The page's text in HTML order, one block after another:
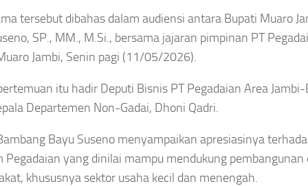
tersebut dibahas dalam audiensi antara Bupati Muaro
SP., MM., M.Si., bersama jajaran pimpinan PT
Jambi, Senin pagi (11/05/2026).
itu hadir Deputi Bisnis PT Pegadaian Area
Departemen Non-Gadai, Dhoni Qadri.
Bayu Suseno menyampaikan apresiasinya
Pegadaian yang dinilai mampu mendukung pembangunan
khususnya sektor usaha kecil dan menengah.
Ninja
Melekat
Bintang
7, 2026
Piala Presiden
Asep Sanjaya Agustus 7, 2026